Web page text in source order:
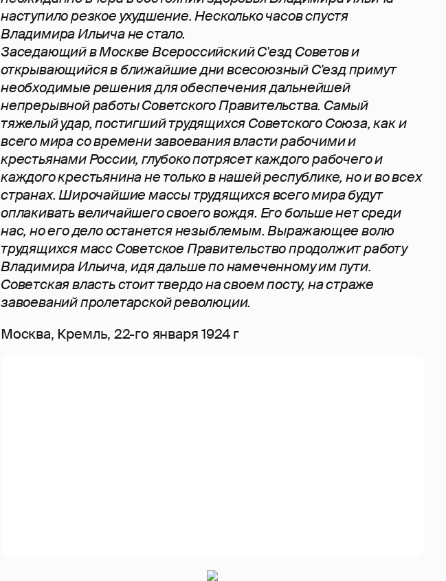
наступило резкое ухудшение. Несколько часов спустя
Владимира Ильича не стало.
Заседающий в Москве Всероссийский С'езд Советов и
открывающийся в ближайшие дни всесоюзный С'езд примут
необходимые решения для обеспечения дальнейшей
непрерывной работы Советского Правительства. Самый
тяжелый удар, постигший трудящихся Советского Союза, как и
всего мира со времени завоевания власти рабочими и
крестьянами России, глубоко потрясет каждого рабочего и
каждого крестьянина не только в нашей республике, но и во всех
странах. Широчайшие массы трудящихся всего мира будут
оплакивать величайшего своего вождя. Его больше нет среди
нас, но его дело останется незыблемым. Выражающее волю
трудящихся масс Советское Правительство продолжит работу
Владимира Ильича, идя дальше по намеченному им пути.
Советская власть стоит твердо на своем посту, на страже
завоеваний пролетарской революции.
Москва, Кремль, 22-го января 1924 г